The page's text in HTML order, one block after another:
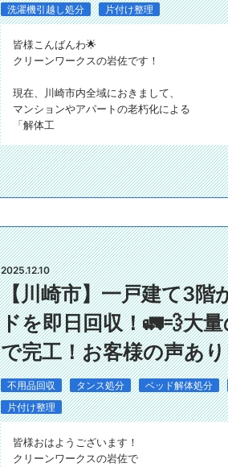
洗濯機引越し処分
片付け整理
​皆様こんばんわ🌟
クリーンワークスの岩佐です！
現在、川崎市内全域におきまして、
マンションやアパートの老朽化による
「解体工
2025.12.10
【川崎市】一戸建て3階
ドを即日回収！🚛💨大
で完工！お客様の声あ
不用品回収 タンス処分 ベッド解体処分
片付け整理
皆様おはようございます！
クリーンワークスの岩佐で